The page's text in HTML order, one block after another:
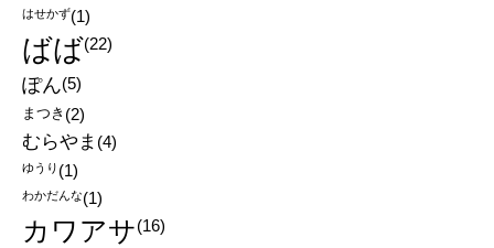
はせかず(1)
ばば(22)
ぽん(5)
まつき (2)
むらやま (4)
ゆうり (1)
わかだんな(1)
カワアサ(16)